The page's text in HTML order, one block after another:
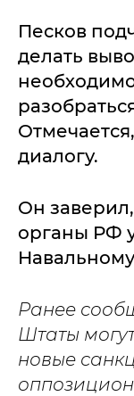
Песков
делать
диалогу.
Он
органы РФ
Ранее
Штаты
новые